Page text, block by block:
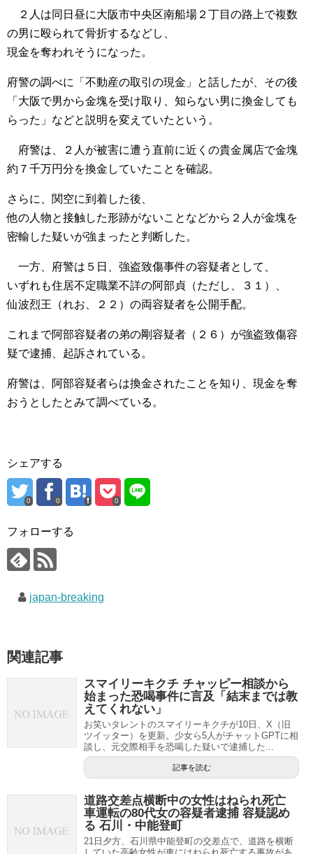
２人は同日昼に大阪市中央区南船場２丁目の路上で複数
の男に殴られて骨折するなどし、
現金を奪われそうになった。
府警の調べに「不動産の取引の現金」と話したが、その後
「大阪で男から金塊を受け取り、知らない男に換金しても
らった」などと説明を変えていたという。
府警は、２人が被害に遭う直前に近くの貴金属店で金塊
約７千万円分を換金していたことを確認。
さらに、関空に到着した後、
他の人物と接触した形跡がないことなどから２人が金塊を
密輸した疑いが強まったと判断した。
一方、府警は５日、強盗致傷事件の容疑者として、
いずれも住居不定職業不詳の阿部貞（ただし、３１）、
仙波烈王（れお、２２）の両容疑者を公開手配。
これまで阿部容疑者の弟の剛容疑者（２６）が強盗致傷容
疑で逮捕、起訴されている。
府警は、阿部容疑者らは換金されたことを知り、現金を奪
おうとしたとみて調べている。
シェアする
0 0 0
フォローする
japan-breaking
関連記事
スマイリーキクチ チャッピー相談から
始まった恐喝事件に言及「結末までは教
えてくれない」
お笑いタレントのスマイリーキクチが10日、X（旧
ツイッター）を更新。少女ら5人がチャットGPTに相
談し、元交際相手を恐喝した疑いで逮捕した...
記事を読む
道路交差点横断中の女性はねられ死亡
車運転の80代女の容疑者逮捕 容疑認め
る 石川・中能登町
21日夕方、石川県中能登町の交差点で、道路を横断